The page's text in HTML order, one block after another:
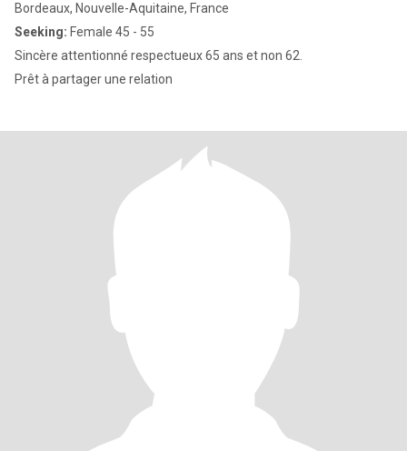
Bordeaux, Nouvelle-Aquitaine, France
Seeking: Female 45 - 55
Sincère attentionné respectueux 65 ans et non 62.
Prêt à partager une relation